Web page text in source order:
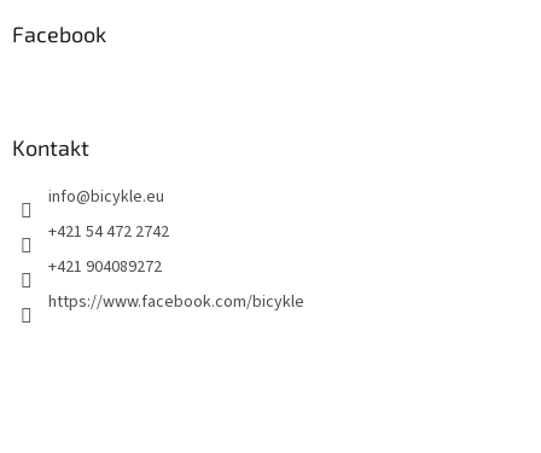
Facebook
Kontakt
info@bicykle.eu
+421 54 472 2742
+421 904089272
https://www.facebook.com/bicykle